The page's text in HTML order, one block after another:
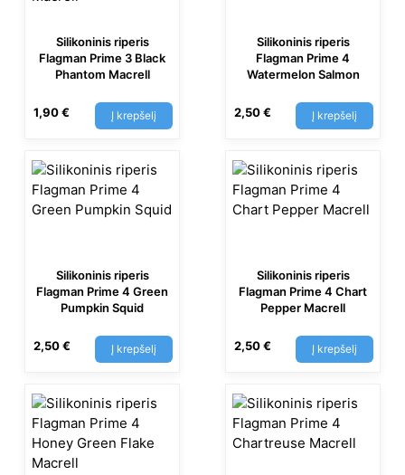
Silikoninis riperis
Flagman Prime 3 Black
Phantom Macrell
1,90€ Į krepšelį
Silikoninis riperis
Flagman Prime 4
Watermelon Salmon
2,50€ Į krepšelį
Silikoninis riperis
Flagman Prime 4 Green
Pumpkin Squid
2,50€ Į krepšelį
Silikoninis riperis
Flagman Prime 4 Chart
Pepper Macrell
2,50€ Į krepšelį